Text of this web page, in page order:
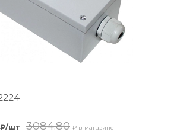
₽/шт 3084.80 ₽ в магазине